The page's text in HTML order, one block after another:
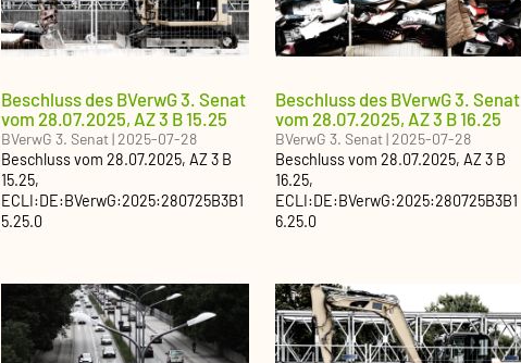
Beschluss des BVerwG 3. Senat
vom 28.07.2025, AZ 3 B 15.25
BVerwG 3. Senat|2025-07-28
Beschlussvom 28.07.2025, AZ3 B
15.25,
ECLI:DE:BVerwG:2025:280725B3B1
5.25.0
Beschluss des BVerwG 3. Senat
vom 28.07.2025, AZ 3 B 16.25
BVerwG 3. Senat|2025-07-28
Beschlussvom 28.07.2025, AZ3 B
16.25,
ECLI:DE:BVerwG:2025:280725B3B1
6.25.0